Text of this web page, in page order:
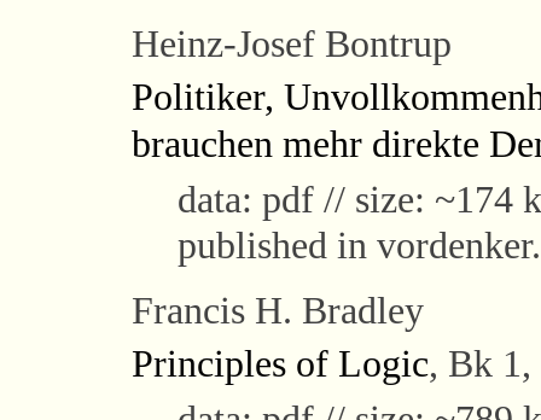
Heinz-Josef Bontrup
Politiker,
brauchen mehr direkte
data: pdf // size: ~174
published in
Francis H. Bradley
Principles of Logic, Bk